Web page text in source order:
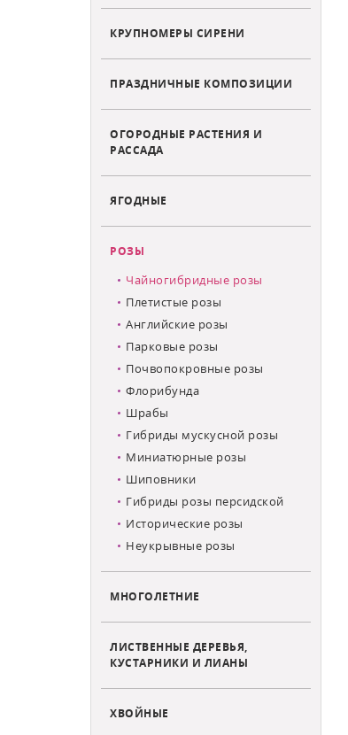
КРУПНОМЕРЫ СИРЕНИ
ПРАЗДНИЧНЫЕ КОМПОЗИЦИИ
ОГОРОДНЫЕ РАСТЕНИЯ И
РАССАДА
ЯГОДНЫЕ
РОЗЫ
Чайногибридные розы
Плетистые розы
Английские розы
Парковые розы
Почвопокровные розы
Флорибунда
Шрабы
Гибриды мускусной розы
Миниатюрные розы
Шиповники
Гибриды розы персидской
Исторические розы
Неукрывные розы
МНОГОЛЕТНИЕ
ЛИСТВЕННЫЕ ДЕРЕВЬЯ,
КУСТАРНИКИ И ЛИАНЫ
ХВОЙНЫЕ